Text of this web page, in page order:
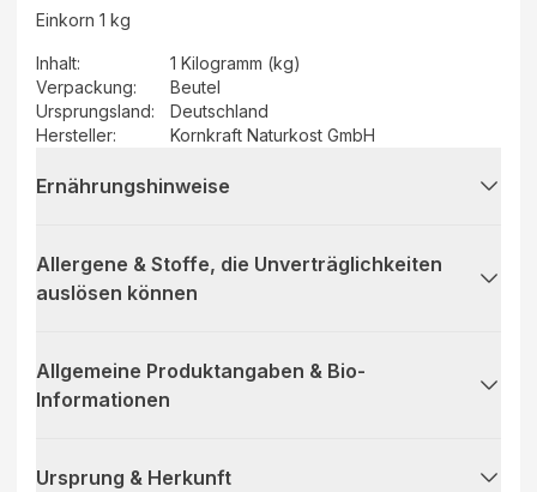
Einkorn 1 kg
Inhalt:
1 Kilogramm (kg)
Verpackung:
Beutel
Ursprungsland:
Deutschland
Hersteller: Kornkraft Naturkost GmbH
Ernährungshinweise
Allergene & Stoffe, die Unverträglichkeiten
auslösen können
Allgemeine Produktangaben & Bio-
Informationen
Ursprung & Herkunft